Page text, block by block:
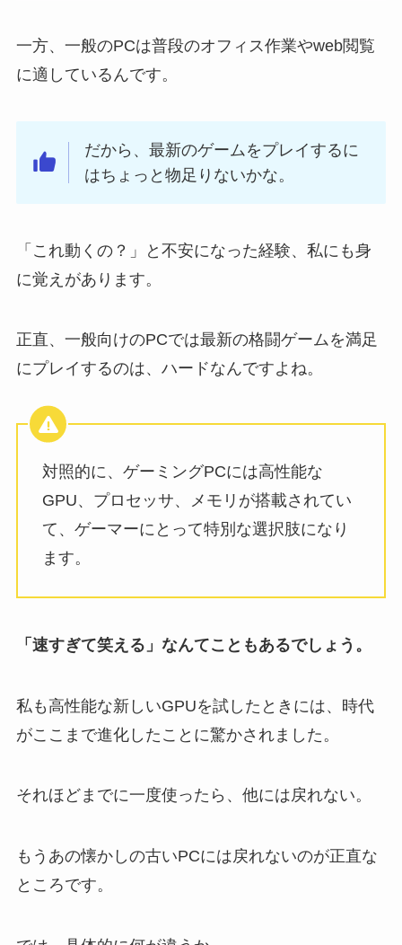
一方、一般のPCは普段のオフィス作業やweb閲覧
に適しているんです。
だから、最新のゲームをプレイするに
はちょっと物足りないかな。
「これ動くの？」と不安になった経験、私にも身
に覚えがあります。
正直、一般向けのPCでは最新の格闘ゲームを満足
にプレイするのは、ハードなんですよね。
対照的に、ゲーミングPCには高性能な
GPU、プロセッサ、メモリが搭載されてい
て、ゲーマーにとって特別な選択肢になり
ます。
「速すぎて笑える」なんてこともあるでしょう。
私も高性能な新しいGPUを試したときには、時代
がここまで進化したことに驚かされました。
それほどまでに一度使ったら、他には戻れない。
もうあの懐かしの古いPCには戻れないのが正直な
ところです。